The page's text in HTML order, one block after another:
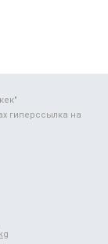
гиперссылка на